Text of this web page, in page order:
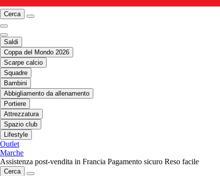
Cerca
Saldi
Coppa del Mondo 2026
Scarpe calcio
Squadre
Bambini
Abbigliamento da allenamento
Portiere
Attrezzatura
Spazio club
Lifestyle
Outlet
Marche
Assistenza post-vendita in Francia Pagamento sicuro Reso facile
Cerca